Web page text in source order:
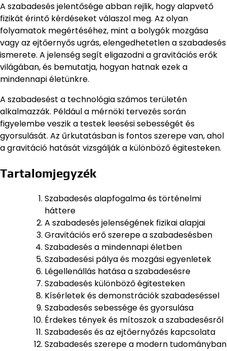
A szabadesés jelentősége abban rejlik, hogy alapvető
fizikát érintő kérdéseket válaszol meg. Az olyan
folyamatok megértéséhez, mint a bolygók mozgása
vagy az ejtőernyős ugrás, elengedhetetlen a szabadesés
ismerete. A jelenség segít eligazodni a gravitációs erők
világában, és bemutatja, hogyan hatnak ezek a
mindennapi életünkre.
A szabadesést a technológia számos területén
alkalmazzák. Például a mérnöki tervezés során
figyelembe veszik a testek leesési sebességét és
gyorsulását. Az űrkutatásban is fontos szerepe van, ahol
a gravitáció hatását vizsgálják a különböző égitesteken.
Tartalomjegyzék
Szabadesés alapfogalma és történelmi
háttere
A szabadesés jelenségének fizikai alapjai
Gravitációs erő szerepe a szabadesésben
Szabadesés a mindennapi életben
Szabadesési pálya és mozgási egyenletek
Légellenállás hatása a szabadesésre
Szabadesés különböző égitesteken
Kísérletek és demonstrációk szabadeséssel
Szabadesés sebessége és gyorsulása
Érdekes tények és mítoszok a szabadesésről
Szabadesés és az ejtőernyőzés kapcsolata
Szabadesés szerepe a modern tudományban